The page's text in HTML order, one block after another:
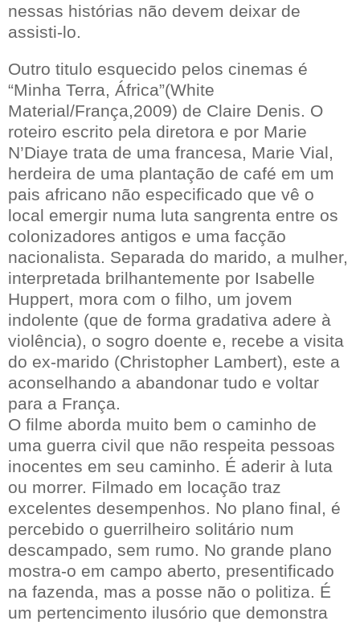
nessas histórias não devem deixar de
assisti-lo.
Outro titulo esquecido pelos cinemas é
“Minha Terra, África”(White
Material/França,2009) de Claire Denis. O
roteiro escrito pela diretora e por Marie
N’Diaye trata de uma francesa, Marie Vial,
herdeira de uma plantação de café em um
pais africano não especificado que vê o
local emergir numa luta sangrenta entre os
colonizadores antigos e uma facção
nacionalista. Separada do marido, a mulher,
interpretada brilhantemente por Isabelle
Huppert, mora com o filho, um jovem
indolente (que de forma gradativa adere à
violência), o sogro doente e, recebe a visita
do ex-marido (Christopher Lambert), este a
aconselhando a abandonar tudo e voltar
para a França.
O filme aborda muito bem o caminho de
uma guerra civil que não respeita pessoas
inocentes em seu caminho. É aderir à luta
ou morrer. Filmado em locação traz
excelentes desempenhos. No plano final, é
percebido o guerrilheiro solitário num
descampado, sem rumo. No grande plano
mostra-o em campo aberto, presentificado
na fazenda, mas a posse não o politiza. É
um pertencimento ilusório que demonstra